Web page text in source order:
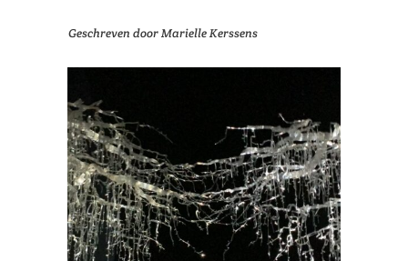
Geschreven doorMarielle Kerssens